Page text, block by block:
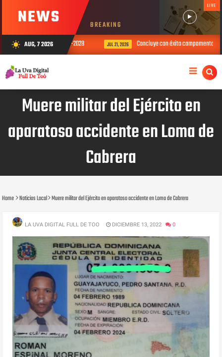
NEWS BREAKING
LIVE
wb_sunny AUG, 7 2026
para el período 2026-2028 JUL 21, 2026 Concluye con éxito campamento de
Muere militar del Ejército en
aparatoso accidente en Loma de
Cabrera
Home Noticias Local Muere militar del Ejército en aparatoso accidente en Loma de Cabrera
LA UVA DIGITAL FULL DE TOO DICIEMBRE 13, 2022 0